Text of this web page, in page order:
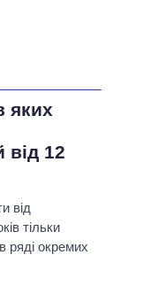
яких
від 12
від
тільки
ряді окремих